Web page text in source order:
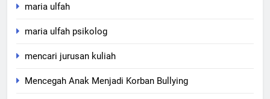
maria ulfah
maria ulfah psikolog
mencari jurusan kuliah
Mencegah Anak Menjadi Korban Bullying